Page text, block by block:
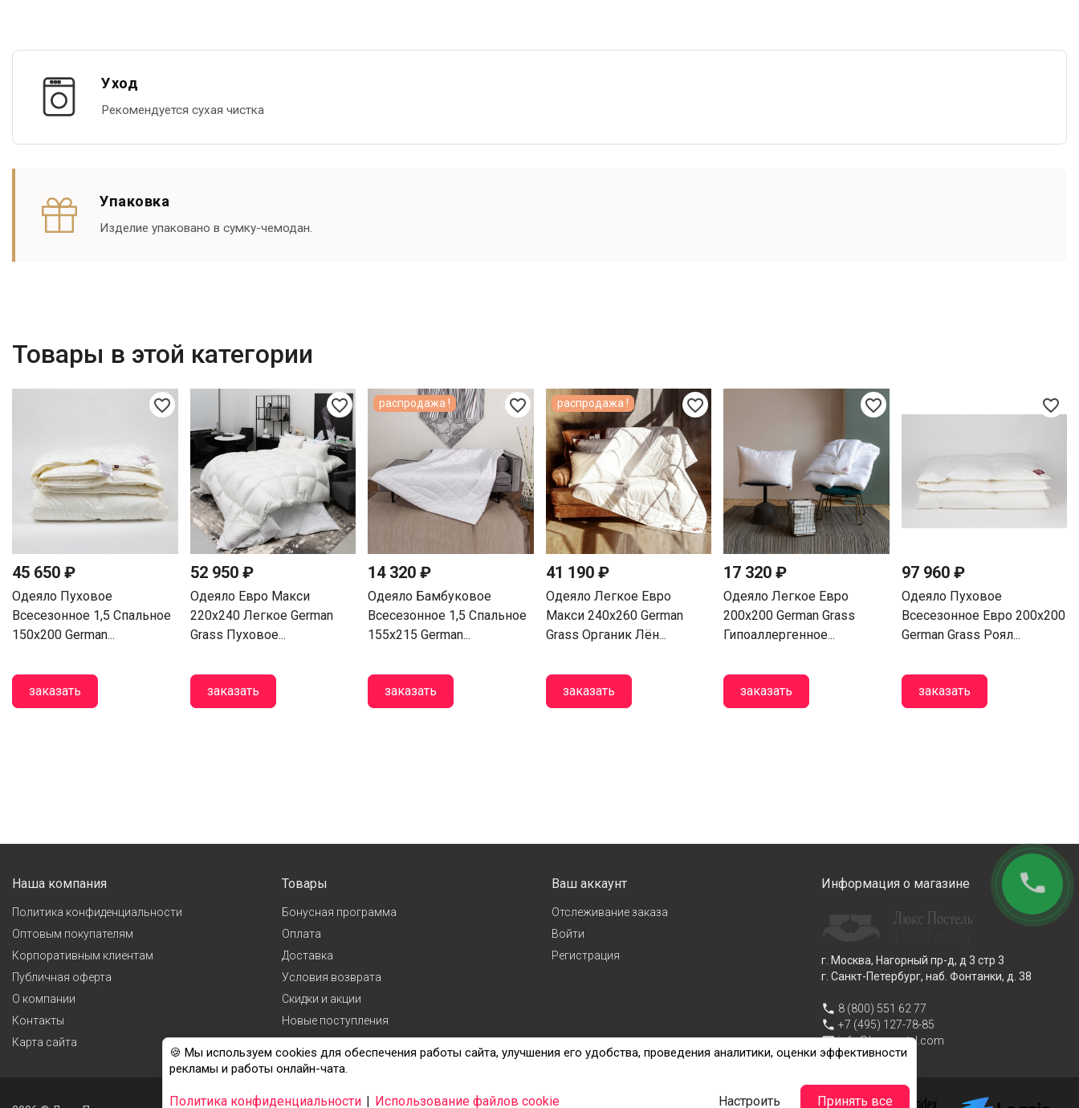
Уход
Рекомендуется сухая чистка
Упаковка
Изделие упаковано в сумку-чемодан.
Товары в этой категории
favorite_border
45 650 ₽
Одеяло Пуховое
Всесезонное 1,5 Спальное
150х200 German...
заказать
favorite_border
52 950 ₽
Одеяло Евро Макси
220х240 Легкое German
Grass Пуховое...
заказать
favorite_border
14 320 ₽
Одеяло Бамбуковое
Всесезонное 1,5 Спальное
155х215 German...
заказать
распродажа ! favorite_border
41 190 ₽
Одеяло Легкое Евро
Макси 240х260 German
Grass Органик Лён...
заказать
распродажа ! favorite_border
17 320 ₽
Одеяло Легкое Евро
200х200 German Grass
Гипоаллергенное...
заказать
favorite_border
97 960 ₽
Одеяло Пуховое
Всесезонное Евро 200х200
German Grass Роял...
заказать
Наша компания
Политика конфиденциальности
Оптовым покупателям
Корпоративным клиентам
Публичная оферта
О компании
Контакты
Карта сайта
Товары
Бонусная программа
Оплата
Доставка
Условия возврата
Cкидки и акции
Новые поступления
Лидеры продаж
Ваш аккаунт
Отслеживание заказа
Войти
Регистрация
Информация о магазине
г. Москва, Нагорный пр-д, д 3 стр 3
г. Санкт-Петербург, наб. Фонтанки, д. 38
phone 8 (800) 551 62 77
phone +7 (495) 127-78-85
emailinfo@lux-postel.com
🍪 Мы используем cookies для обеспечения работы сайта, улучшения его удобства, проведения аналитики, оценки эффективности
рекламы и работы онлайн-чата.
Политика конфиденциальности | Использование файлов cookie Настроить Принять все
phone